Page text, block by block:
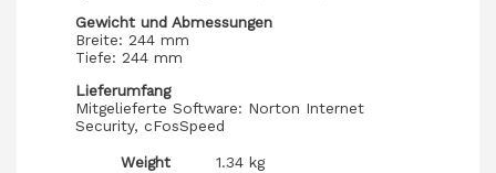
Gewicht und Abmessungen
Breite: 244 mm
Tiefe: 244 mm
Lieferumfang
Mitgelieferte Software: Norton Internet
Security, cFosSpeed
Weight 1.34 kg